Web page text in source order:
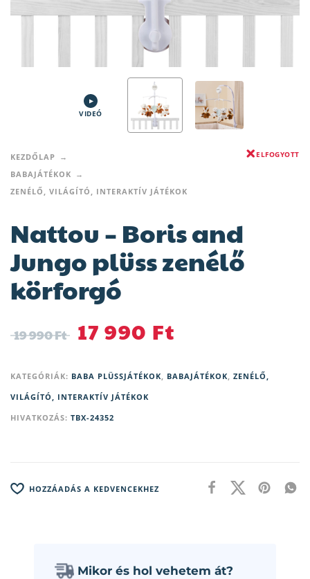
VIDEÓ
KEZDŐLAP
BABAJÁTÉKOK
ZENÉLŐ, VILÁGÍTÓ, INTERAKTÍV JÁTÉKOK
ELFOGYOTT
Nattou – Boris and
Jungo plüss zenélő
körforgó
19 990Ft 17 990 Ft
KATEGÓRIÁK: BABA PLÜSSJÁTÉKOK, BABAJÁTÉKOK, ZENÉLŐ,
VILÁGÍTÓ, INTERAKTÍV JÁTÉKOK
HIVATKOZÁS: TBX-24352
HOZZÁADÁS A KEDVENCEKHEZ
Mikor és hol vehetem át?